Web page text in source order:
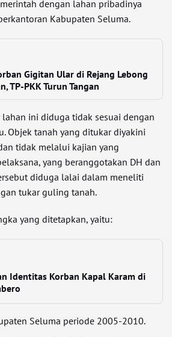
dengan lahan pribadinya
Kabupaten Seluma.
Gigitan Ular di Rejang Lebong
TP-PKK Turun Tangan
lahan ini diduga tidak sesuai dengan
Objek tanah yang ditukar diyakini
tidak melalui kajian yang
yang beranggotakan DH dan
diduga lalai dalam meneliti
tukar guling tanah.
yang ditetapkan, yaitu:
Identitas Korban Kapal Karam di
Seluma periode 2005-2010.